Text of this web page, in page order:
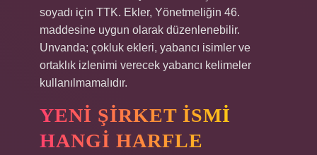
soyadı için TTK. Ekler, Yönetmeliğin 46.
maddesine uygun olarak düzenlenebilir.
Unvanda; çokluk ekleri, yabancı isimler ve
ortaklık izlenimi verecek yabancı kelimeler
kullanılmamalıdır.
YENI ŞIRKET ISMI
HANGI HARFLE